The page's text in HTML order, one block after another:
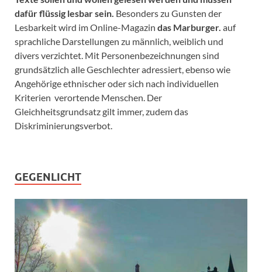
dafür flüssig lesbar sein. Besonders zu Gunsten der
Lesbarkeit wird im Online-Magazin das Marburger. auf
sprachliche Darstellungen zu männlich, weiblich und
divers verzichtet. Mit Personenbezeichnungen sind
grundsätzlich alle Geschlechter adressiert, ebenso wie
Angehörige ethnischer oder sich nach individuellen
Kriterien verortende Menschen. Der
Gleichheitsgrundsatz gilt immer, zudem das
Diskriminierungsverbot.
GEGENLICHT